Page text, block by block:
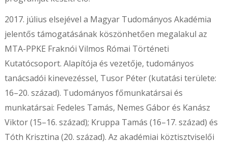
2017. július elsejével a Magyar Tudományos Akadémia
jelentős támogatásának köszönhetően megalakul az
MTA-PPKE Fraknói Vilmos Római Történeti
Kutatócsoport. Alapítója és vezetője, tudományos
tanácsadói kinevezéssel, Tusor Péter (kutatási területe:
16–20. század). Tudományos főmunkatársai és
munkatársai: Fedeles Tamás, Nemes Gábor és Kanász
Viktor (15–16. század); Kruppa Tamás (16–17. század) és
Tóth Krisztina (20. század). Az akadémiai köztisztviselői